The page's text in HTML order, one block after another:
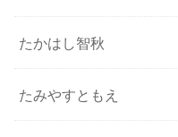
たかはし智秋
たみやすともえ